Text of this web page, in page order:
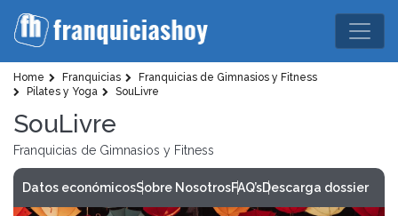
Home Franquicias
Franquicias de Gimnasios y Fitness
Pilates y Yoga
SouLivre
SouLivre
Franquicias de Gimnasios y Fitness
Datos económicosSobre NosotrosFAQ’sDescarga dossier